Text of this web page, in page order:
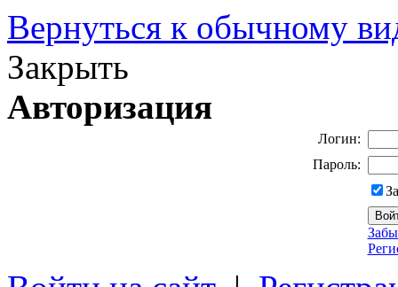
Вернуться к обычному
Закрыть
Авторизация
Логин:
Пароль: